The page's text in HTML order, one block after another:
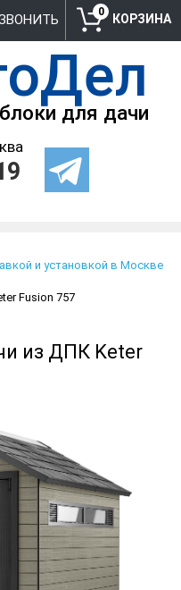
0
и установкой в Москве
Fusion 757
из ДПК Keter